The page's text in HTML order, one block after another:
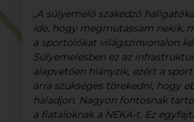
„A súlyemelő szakedző
ide, hogy megmutassam nekik,
a sportolókat világszínvonalon
Súlyemelésben ez az
alapvetően hiányzik, ezért a
arra szükséges törekedni, hogy
haladjon. Nagyon fontosnak
a fiataloknak a NEKA-t. Ez